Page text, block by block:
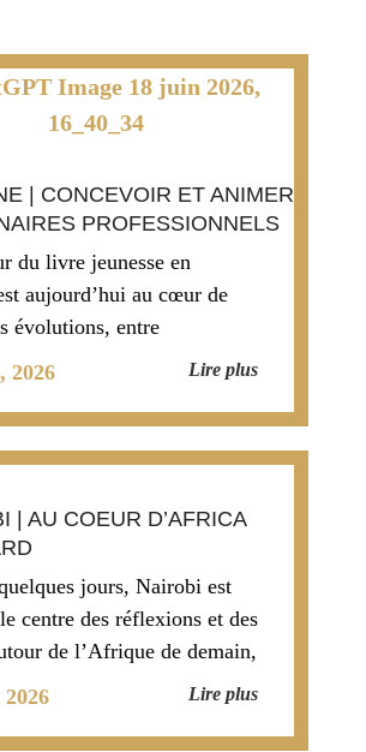
2026
| CONCEVOIR ET ANIMER
PROFESSIONNELS
du livre jeunesse en
aujourd’hui au cœur de
évolutions, entre
usages et ouverture de mar
Lire plus
| AU COEUR D’AFRICA
jours, Nairobi est
centre des réflexions et des
de l’Afrique de demain,
l’Africa Forward Fest,Lire plus